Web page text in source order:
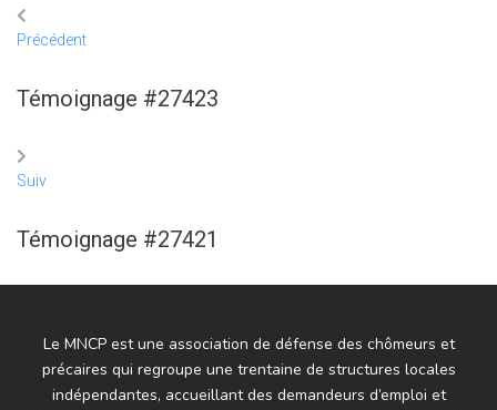
Précédent
Témoignage #27423
Suiv
Témoignage #27421
Le MNCP est une association de défense des chômeurs et
précaires qui regroupe une trentaine de structures locales
indépendantes, accueillant des demandeurs d’emploi et